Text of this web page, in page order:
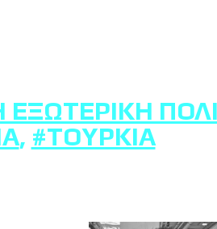
, #ΤΟΥΡΚΊΑ